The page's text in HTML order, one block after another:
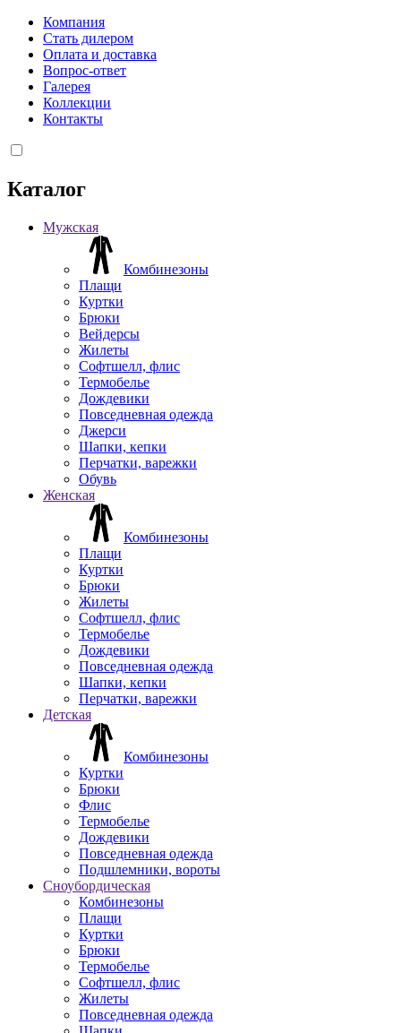
Компания
Стать дилером
Оплата и доставка
Вопрос-ответ
Галерея
Коллекции
Контакты
Каталог
Мужская
Комбинезоны
Плащи
Куртки
Брюки
Вейдерсы
Жилеты
Софтшелл, флис
Термобелье
Дождевики
Повседневная одежда
Джерси
Шапки, кепки
Перчатки, варежки
Обувь
Женская
Комбинезоны
Плащи
Куртки
Брюки
Жилеты
Софтшелл, флис
Термобелье
Дождевики
Повседневная одежда
Шапки, кепки
Перчатки, варежки
Детская
Комбинезоны
Куртки
Брюки
Флис
Термобелье
Дождевики
Повседневная одежда
Подшлемники, вороты
Сноубордическая
Комбинезоны
Плащи
Куртки
Брюки
Термобелье
Софтшелл, флис
Жилеты
Повседневная одежда